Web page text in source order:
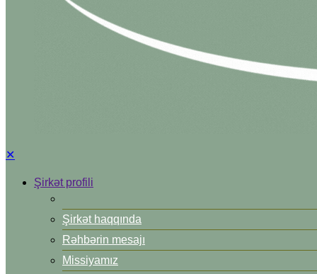
✕
Şirkət profili
Şirkət haqqında
Rəhbərin mesajı
Missiyamız